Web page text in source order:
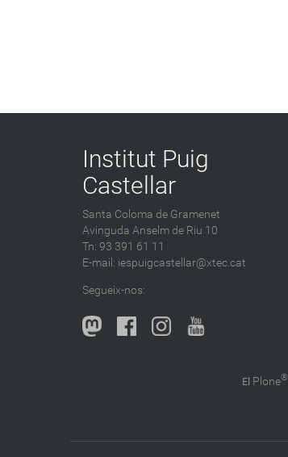
Institut Puig
Castellar
Santa Coloma de Gramenet
Avinguda Anselm de Riu 10
Tn: 93 391 61 11
E-mail: iespuigcastellar@xtec.cat
Segueix-nos:
El Plone®